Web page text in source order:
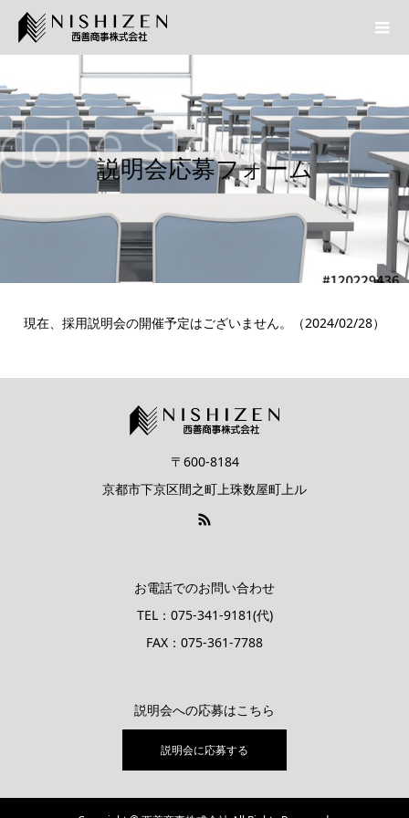
説明会応募フォーム
現在、採用説明会の開催予定はございません。（2024/02/28）
〒600-8184
京都市下京区間之町上珠数屋町上ル
お電話でのお問い合わせ
TEL：075-341-9181(代)
FAX：075-361-7788
説明会への応募はこちら
説明会に応募する